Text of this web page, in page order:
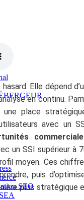
SEO
Elle dépend
en continu.
place
avec un
un SSI supérieur à
moyen. Ces
puis
plus stratégique